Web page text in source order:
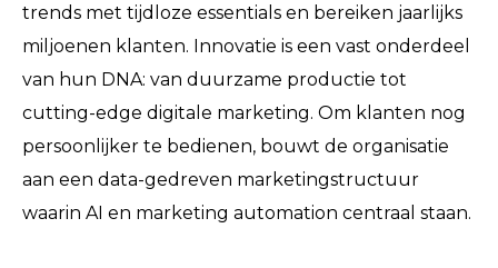
trends met tijdloze essentials en bereiken jaarlijks
miljoenen klanten. Innovatie is een vast onderdeel
van hun DNA: van duurzame productie tot
cutting-edge digitale marketing. Om klanten nog
persoonlijker te bedienen, bouwt de organisatie
aan een data-gedreven marketingstructuur
waarin AI en marketing automation centraal staan.